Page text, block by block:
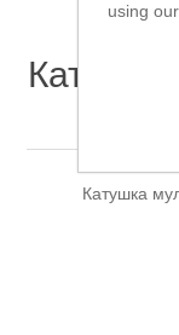
Катушка
Катушка
using